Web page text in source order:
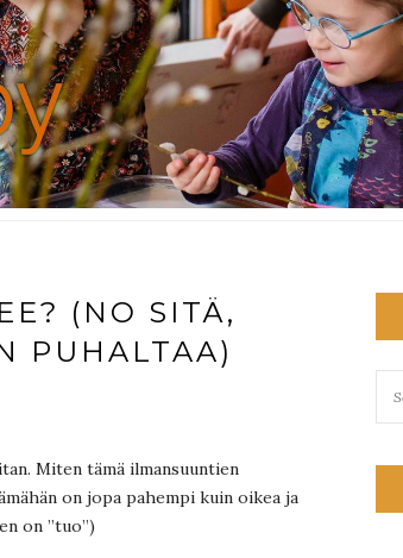
(NO SITÄ,
PUHALTAA)
Miten tämä ilmansuuntien
on jopa pahempi kuin oikea ja
on ”tuo”)